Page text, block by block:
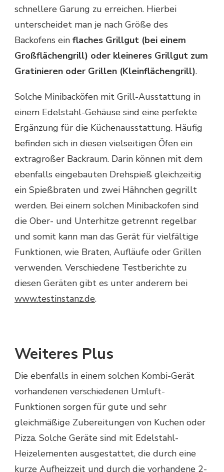
schnellere Garung zu erreichen. Hierbei
unterscheidet man je nach Größe des
Backofens ein flaches Grillgut (bei einem
Großflächengrill) oder kleineres Grillgut zum
Gratinieren oder Grillen (Kleinflächengrill).
Solche Minibacköfen mit Grill-Ausstattung in
einem Edelstahl-Gehäuse sind eine perfekte
Ergänzung für die Küchenausstattung. Häufig
befinden sich in diesen vielseitigen Öfen ein
extragroßer Backraum. Darin können mit dem
ebenfalls eingebauten Drehspieß gleichzeitig
ein Spießbraten und zwei Hähnchen gegrillt
werden. Bei einem solchen Minibackofen sind
die Ober- und Unterhitze getrennt regelbar
und somit kann man das Gerät für vielfältige
Funktionen, wie Braten, Aufläufe oder Grillen
verwenden. Verschiedene Testberichte zu
diesen Geräten gibt es unter anderem bei
www.testinstanz.de.
Weiteres Plus
Die ebenfalls in einem solchen Kombi-Gerät
vorhandenen verschiedenen Umluft-
Funktionen sorgen für gute und sehr
gleichmäßige Zubereitungen von Kuchen oder
Pizza. Solche Geräte sind mit Edelstahl-
Heizelementen ausgestattet, die durch eine
kurze Aufheizzeit und durch die vorhandene 2-